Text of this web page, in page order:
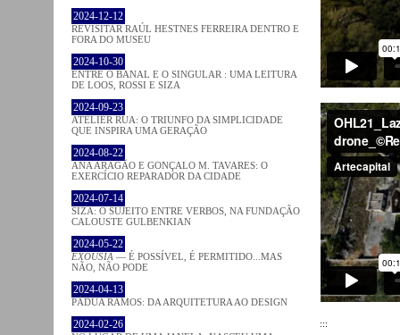
2024-12-12
REVISITAR RAÚL HESTNES FERREIRA DENTRO E
FORA DO MUSEU
2024-10-30
ENTRE O BANAL E O SINGULAR : UMA LEITURA
DE LOOS, ROSSI E SIZA
2024-09-23
ATELIER RUA: O TRIUNFO DA SIMPLICIDADE
QUE INSPIRA UMA GERAÇÃO
2024-08-22
ANA ARAGÃO E GONÇALO M. TAVARES: O
EXERCÍCIO REPARADOR DA CIDADE
2024-07-14
SIZA: O SUJEITO ENTRE VERBOS, NA FUNDAÇÃO
CALOUSTE GULBENKIAN
2024-05-22
EXOUSIA — É POSSÍVEL, É PERMITIDO...MAS
NÃO, NÃO PODE
2024-04-13
PÁDUA RAMOS: DA ARQUITETURA AO DESIGN
2024-02-26 :::